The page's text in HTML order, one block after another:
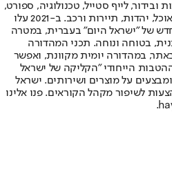
ובידור, לייף סטייל, טכנולוגיה, ספורט,
כלכלה וצרכנות, בריאות, חיילים, אוכל, יהדות, תיירות ורכב. ב-2021 עלו
של "ישראל היום" בעברית, במטרה
בטוחה ונוחה. תכני המהדורה
במהדורה יומית מקוונת, ואפשר
הייחודי "הקליקה של ישראל
על מוצרים ושירותים. ישראל
לשיפור מקהל הקוראים. פנו אלינו